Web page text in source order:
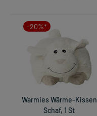
-20%*
Warmies Wärme-Kissen
Schaf, 1 St